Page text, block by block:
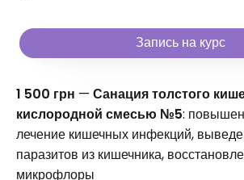
Запись на курс
1 500 грн — Санация толстого
кислородной смесью №5:
лечение кишечных инфекций,
паразитов из кишечника,
микрофлоры